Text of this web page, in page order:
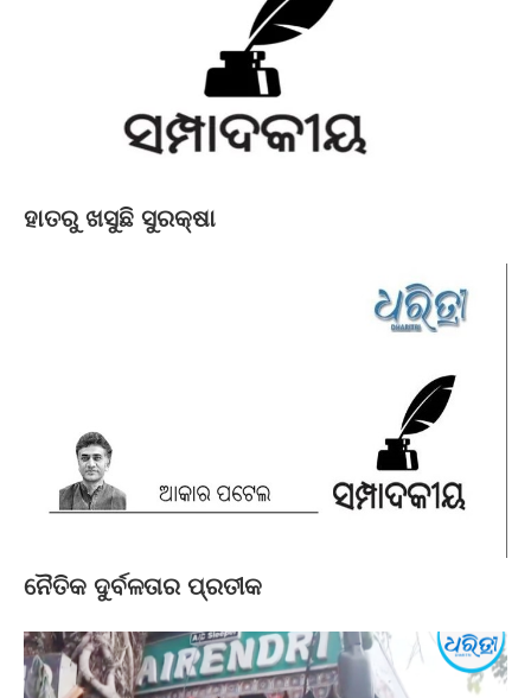
ହାତରୁ ଖସୁଛି ସୁରକ୍ଷା
ନୈତିକ ଦୁର୍ବଳତାର ପ୍ରତୀକ